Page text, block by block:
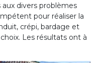
aux divers problèmes
pour réaliser la
crépi, bardage et
Les résultats ont à